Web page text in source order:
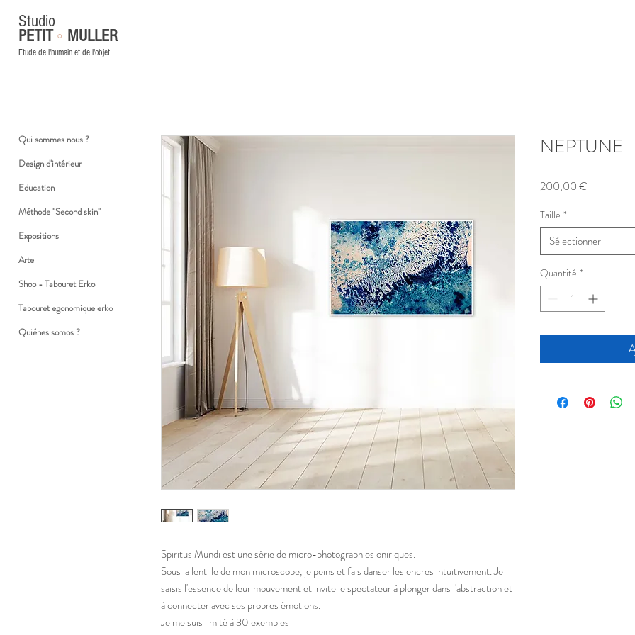
Qui sommes nous ?
Design d'intérieur
Education
Méthode "Second skin"
Expositions
Arte
Shop - Tabouret Erko
Tabouret egonomique erko
Quiénes somos ?
Studio
PETIT ◦ MULLER
Etude de l'humain et de l'objet
Spiritus Mundi est une série de micro-photographies oniriques.
Sous la lentille de mon microscope, je peins et fais danser les encres intuitivement. Je
saisis l'essence de leur mouvement et invite le spectateur à plonger dans l'abstraction et
à connecter avec ses propres émotions.
Je me suis limité à 30 exemples
NEPTUNE
200,00 €
Taille *
Sélectionner
Quantité *